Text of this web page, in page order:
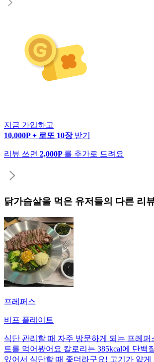
지금 가입하고
10,000P + 로또 10장 받기
리뷰 쓰면 2,000P 를 추가로 드려요
닭가슴살을 먹은 유저들의 다른 리
프레퍼스
비프 플레이트
식단 관리할 때 자주 방문하게 되는 프레퍼
트를 먹어봤어요 칼로리는 385kcal에 단백
있어서 식단할 때 좋더라구요! 고기가 얇게